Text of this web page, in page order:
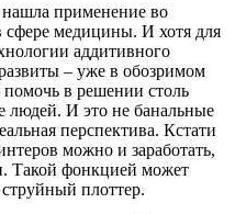
применение во
сфере медицины. И хотя для
аддитивного
– уже в обозримом
в решении столь
людей. И это не банальные
перспектива. Кстати
можно и заработать,
Такой фонкцией может
плоттер.